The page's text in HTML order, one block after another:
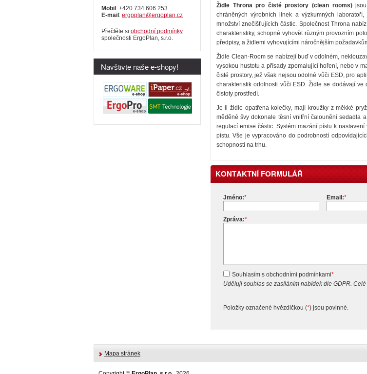
Židle Throna pro čisté prostory (clean rooms)jsou
chráněných výrobních linek a výzkumných
množství znečišťujících částic. Společnost Throna
charakteristiky, schopné vyhovět různým provozním
předpisy, a židlemi vyhovujícími náročnějším
Židle Clean-Room se nabízejí buď v odolném,
vysokou hustotu a přísady zpomalující hoření, nebo v
čisté prostory, jež však nejsou odolné vůči ESD, pro
charakteristik odolnosti vůči ESD. Židle se dodávají
čistoty prostředí.
Je-li židle opatřena kolečky, mají kroužky z měkké
měděné švy dokonale těsní vnitřní čalounění sedadla
regulací emise částic. Systém mazání pístu k
pístu. Vše je vypracováno do podrobností
schopnosti na trhu.
KONTAKTNÍ FORMULÁŘ
Jméno:* Email:*
Zpráva:*
Souhlasím s obchodními podmínkami*
Uděluji souhlas se zasíláním nabídek dle GDPR.
Položky označené hvězdičkou (*) jsou povinné.
Mobil: +420 734 606 253
E-mail: ergoplan@ergoplan.cz
Přečtěte si obchodní podmínky
společnosti ErgoPlan, s.r.o.
Navštivte naše e-shopy!
Mapa stránek